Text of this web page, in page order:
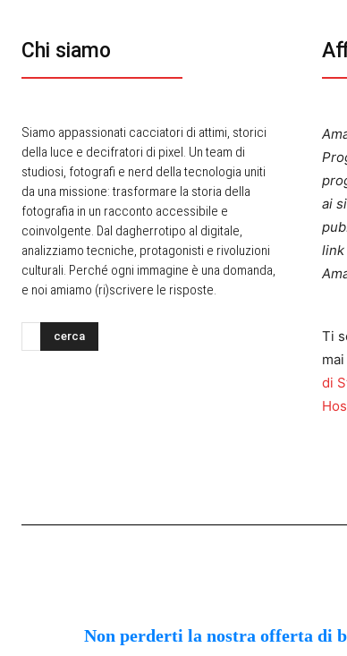
Chi siamo
Siamo appassionati cacciatori di attimi, storici
della luce e decifratori di pixel. Un team di
studiosi, fotografi e nerd della tecnologia uniti
da una missione: trasformare la storia della
fotografia in un racconto accessibile e
coinvolgente. Dal dagherrotipo al digitale,
analizziamo tecniche, protagonisti e rivoluzioni
culturali. Perché ogni immagine è una domanda,
e noi amiamo (ri)scrivere le risposte.
cerca
ai
link
Ti
di
Non perderti la nostra offerta di